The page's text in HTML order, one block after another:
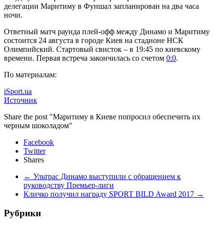
делегации Маритиму в Фуншал запланирован на два часа
ночи.
Ответный матч раунда плей-офф между Динамо и Маритиму
состоится 24 августа в городе Киев на стадионе НСК
Олимпийский. Стартовый свисток – в 19:45 по киевскому
времени. Первая встреча закончилась со счетом 0:0.
По материалам:
iSport.ua
Источник
Share the post "Маритиму в Киеве попросил обеспечить их
черным шоколадом"
Facebook
Twitter
Shares
← Ультрас Динамо выступили с обращением к
руководству Премьер-лиги
Кличко получил награду SPORT BILD Award 2017 →
Рубрики